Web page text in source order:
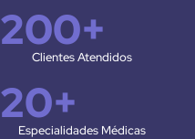
Clientes Atendidos
200+
Especialidades Médicas
20+